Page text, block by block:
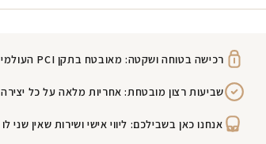
רכישה בטוחה ושקטה: מאובטח בתקן PCI העולמי
שביעות רצון מובטחת: אחריות מלאה על כל יצירה
אנחנו כאן בשבילכם: ליווי אישי ושירות שאין שני לו